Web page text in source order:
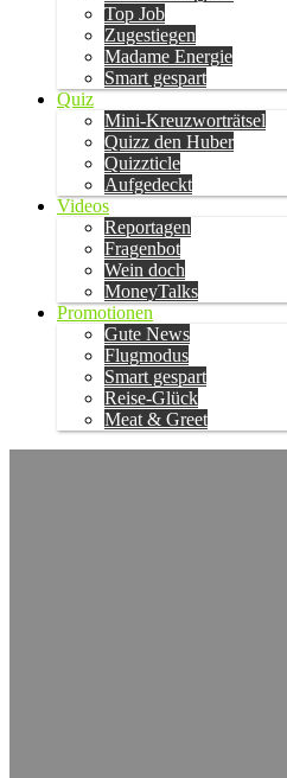
Top Job
Zugestiegen
Madame Energie
Smart gespart
Quiz
Mini-Kreuzworträtsel
Quizz den Huber
Quizzticle
Aufgedeckt
Videos
Reportagen
Fragenbot
Wein doch
MoneyTalks
Promotionen
Gute News
Flugmodus
Smart gespart
Reise-Glück
Meat & Greet